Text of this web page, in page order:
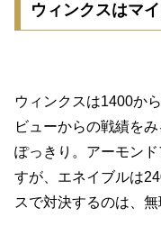
ウィンクスはマ
ウィンクスは1400か
ビューからの戦績を
ぽっきり。アーモン
すが、エネイブルは
スで対決するのは、無